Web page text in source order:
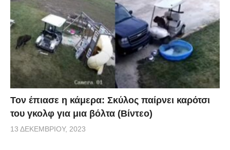
Τον έπιασε η κάμερα: Σκύλος παίρνει καρότσι
του γκολφ για μια βόλτα (Βίντεο)
13 ΔΕΚΕΜΒΡΊΟΥ, 2023